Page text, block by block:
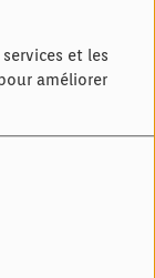
et les
améliorer